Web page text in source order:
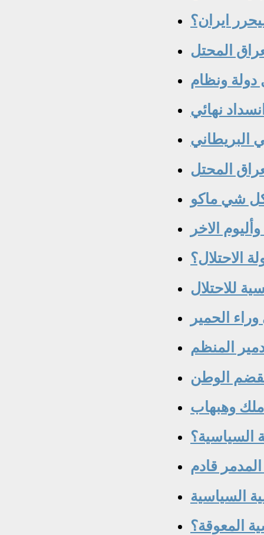
المحتل
نهائي
البريطاني
المحتل
شي ماكو
الاخر
الاحتلال؟
للاحتلال
الحمير
المنظم
الوطن
وهبهاب
السياسية؟
قادم
السياسية